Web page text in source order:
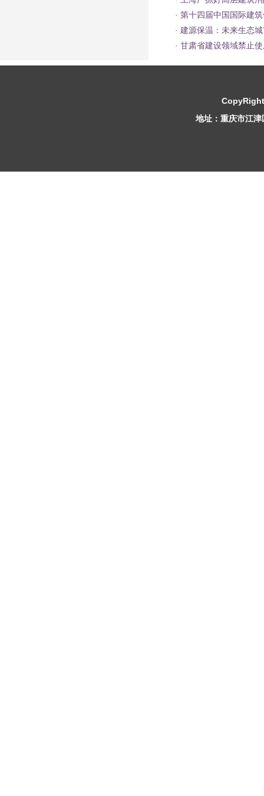
· 第十四届中国国际建
· 建源保温：未来生态
· 甘肃省建设领域禁止
地址：重庆市江